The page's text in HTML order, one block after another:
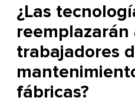
¿Las
reemplazarán
trabajadores
fábricas?